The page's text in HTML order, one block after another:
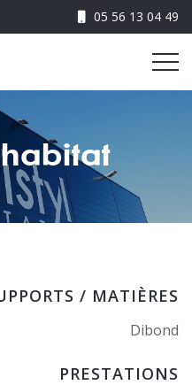
05 56 13 04 49
PRESTATIONS
/ MATIÈRES
Dibond